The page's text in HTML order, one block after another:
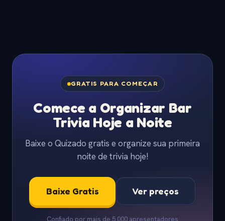
GRATIS PARA COMEÇAR
Comece a Organizar Bar
Trivia Hoje a Noite
Baixe o Quizado gratis e organize sua primeira
noite de trivia hoje!
Baixe Gratis Ver preços
Confiado por mais de 5.000 apresentadores